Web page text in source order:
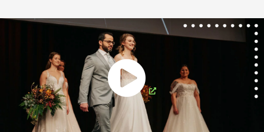
